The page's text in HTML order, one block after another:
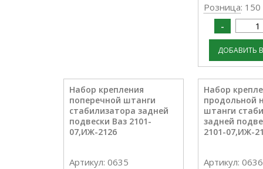
Розница:
Набор крепления
поперечной штанги
стабилизатора задней
подвески Ваз 2101-
07,ИЖ-2126
Артикул: 0635
Набор
продольной
штанги
задней
2101-07,ИЖ-
Артикул: 0636